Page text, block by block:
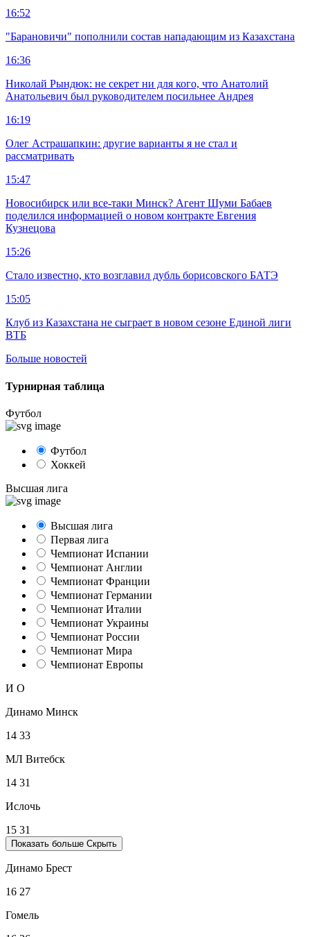
16:52
"Барановичи" пополнили состав нападающим из Казахстана
16:36
Николай Рындюк: не секрет ни для кого, что Анатолий
Анатольевич был руководителем посильнее Андрея
16:19
Олег Астрашапкин: другие варианты я не стал и
рассматривать
15:47
Новосибирск или все-таки Минск? Агент Шуми Бабаев
поделился информацией о новом контракте Евгения
Кузнецова
15:26
Стало известно, кто возглавил дубль борисовского БАТЭ
15:05
Клуб из Казахстана не сыграет в новом сезоне Единой лиги
ВТБ
Больше новостей
Турнирная таблица
Футбол
Футбол
Хоккей
Высшая лига
Высшая лига
Первая лига
Чемпионат Испании
Чемпионат Англии
Чемпионат Франции
Чемпионат Германии
Чемпионат Италии
Чемпионат Украины
Чемпионат России
Чемпионат Мира
Чемпионат Европы
И О
Динамо Минск
14 33
МЛ Витебск
14 31
Ислочь
15 31
Показать больше Скрыть
Динамо Брест
16 27
Гомель